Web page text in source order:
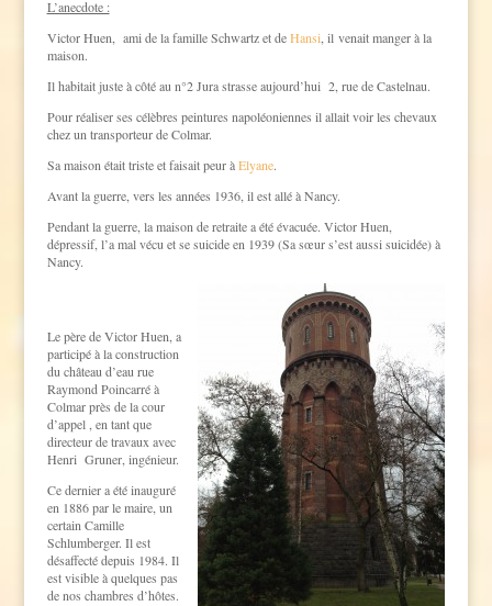
L’anecdote :
Victor Huen, ami de la famille Schwartz et deHansi, il venait manger à la
maison.
Il habitait juste à côté au n°2 Jura strasse aujourd’hui 2, rue de Castelnau.
Pour réaliser ses célèbres peintures napoléoniennes il allait voir les chevaux
chez un transporteur de Colmar.
Sa maison était triste et faisait peur àElyane.
Avant la guerre, vers les années 1936, il est allé à Nancy.
Pendant la guerre, la maison de retraite a été évacuée. Victor Huen,
dépressif, l’a mal vécu et se suicide en 1939 (Sa sœur s’est aussi suicidée) à
Nancy.
Le père de Victor Huen, a
participé à la construction
du château d’eau rue
Raymond Poincarré à
Colmar près de la cour
d’appel , en tant que
directeur de travaux avec
Henri Gruner, ingénieur.
Ce dernier a été inauguré
en 1886 par le maire, un
certain Camille
Schlumberger. Il est
désaffecté depuis 1984. Il
est visible à quelques pas
de nos chambres d’hôtes.